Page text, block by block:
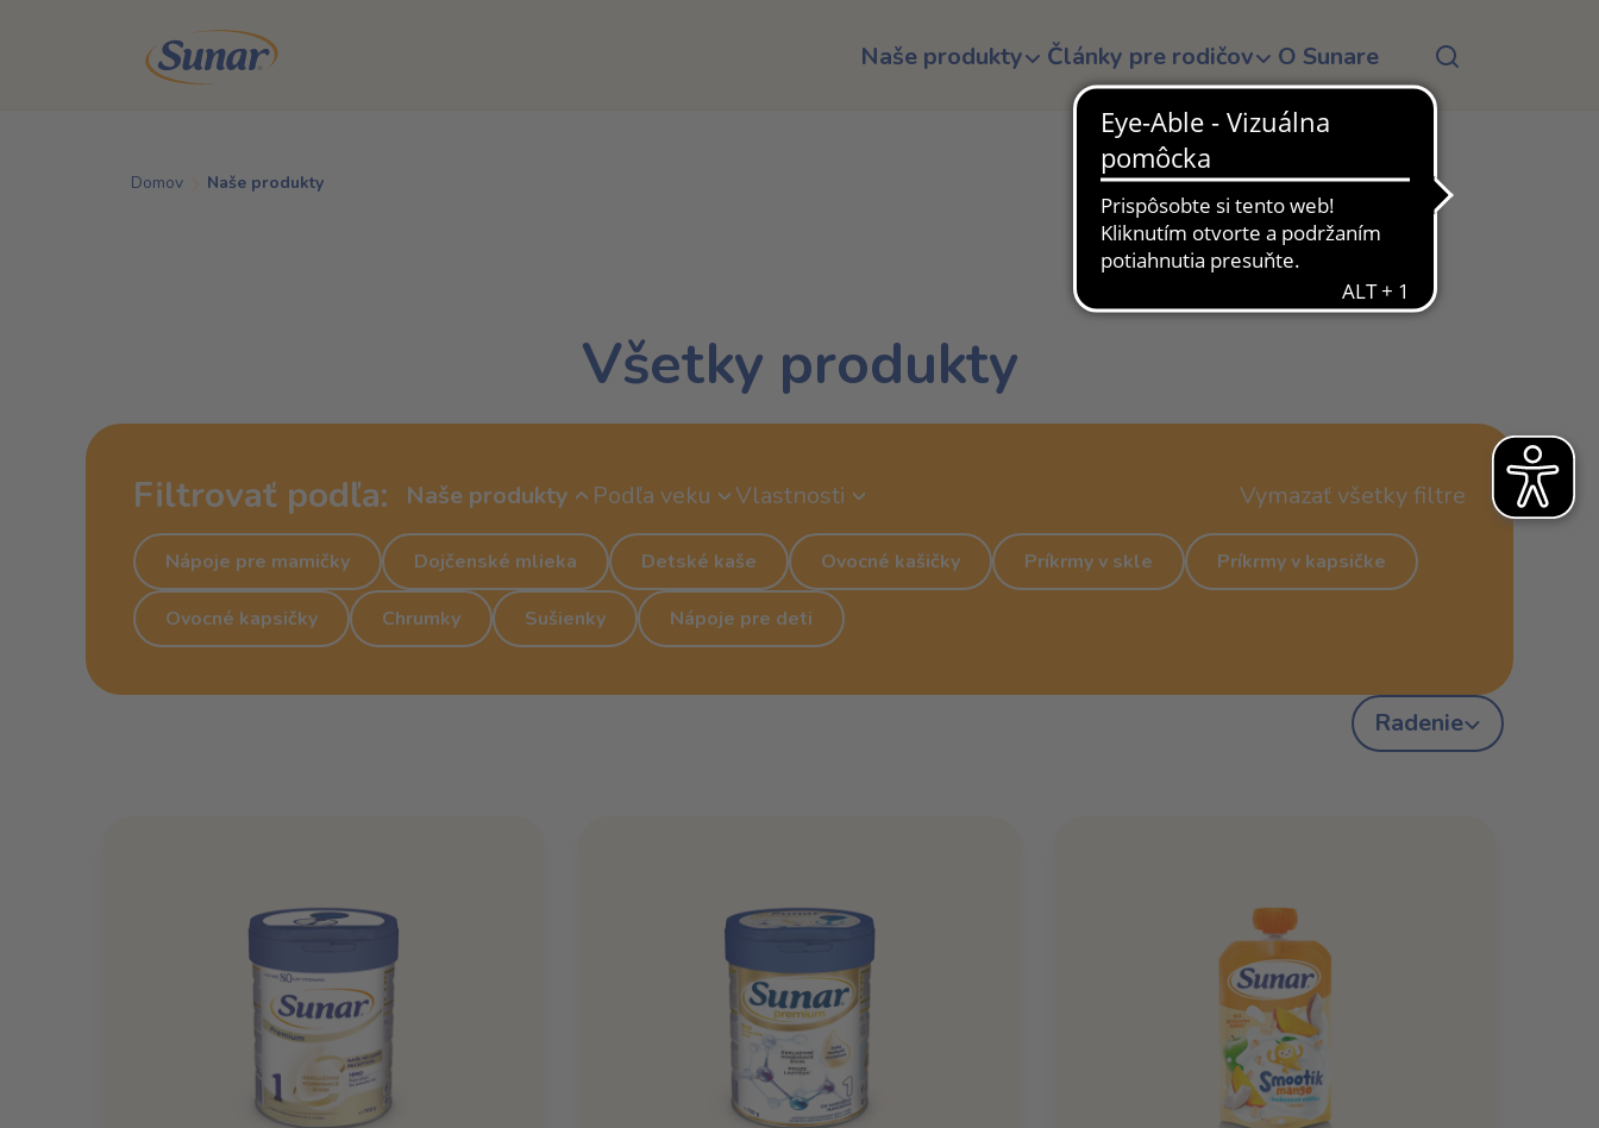
Skip to main content
Naše produkty Články pre rodičov O Sunare
Domov Naše produkty
Všetky produkty
Filtrovať podľa: Naše produkty Podľa veku Vlastnosti Vymazať všetky filtre
Nápoje pre mamičky Dojčenské mlieka Detské kaše Ovocné kašičky Príkrmy v skle Príkrmy v kapsičke
Ovocné kapsičky Chrumky Sušienky Nápoje pre deti
Radenie